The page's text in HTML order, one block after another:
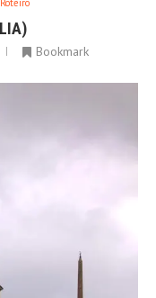
Roteiro
Bookmark